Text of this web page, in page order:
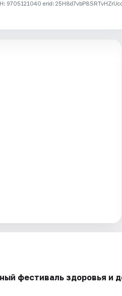
erid:
фестиваль здоровья и